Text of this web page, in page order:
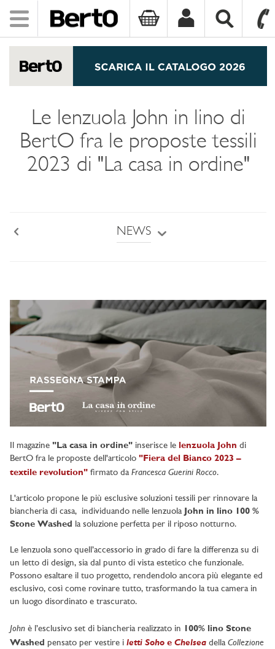
Toggle
navigation
Le lenzuola John in lino di
BertO fra le proposte tessili
2023 di "La casa in ordine"
NEWS
Il magazine "La casa in ordine" inserisce le lenzuola John di
BertO fra le proposte dell'articolo "Fiera del Bianco 2023 –
textile revolution" firmato da Francesca Guerini Rocco.
L'articolo propone le più esclusive soluzioni tessili per rinnovare la
biancheria di casa, individuando nelle lenzuola John in lino 100 %
Stone Washed la soluzione perfetta per il riposo notturno.
Le lenzuola sono quell’accessorio in grado di fare la differenza su di
un letto di design, sia dal punto di vista estetico che funzionale.
Possono esaltare il tuo progetto, rendendolo ancora più elegante ed
esclusivo, così come rovinare tutto, trasformando la tua camera in
un luogo disordinato e trascurato.
John è l’esclusivo set di biancheria realizzato in 100% lino Stone
Washed pensato per vestire i letti Soho e Chelsea della Collezione